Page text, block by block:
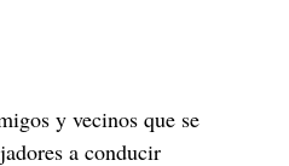
y vecinos que se
a conducir